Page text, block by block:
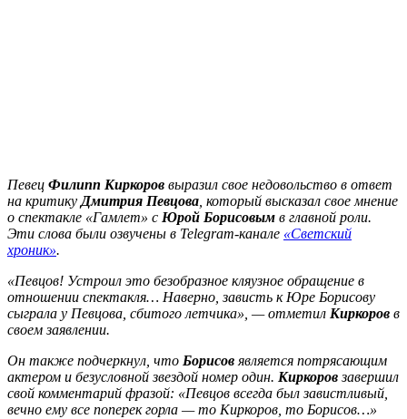
Певец Филипп Киркоров выразил свое недовольство в ответ
на критику Дмитрия Певцова , который высказал свое мнение
о спектакле «Гамлет» с Юрой Борисовым в главной роли.
Эти слова были озвучены в Telegram-канале «Светский
хроник».
«Певцов! Устроил это безобразное кляузное обращение в
отношении спектакля… Наверно, зависть к Юре Борисову
сыграла у Певцова, сбитого летчика», — отметил Киркоров в
своем заявлении.
Он также подчеркнул, что Борисов является потрясающим
актером и безусловной звездой номер один. Киркоровзавершил
свой комментарий фразой: «Певцов всегда был завистливый,
вечно ему все поперек горла — то Киркоров, то Борисов…»